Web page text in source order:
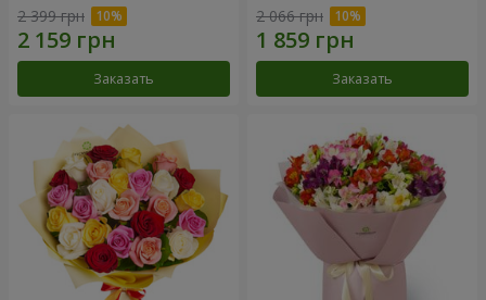
2 399 грн
Заказать
2 066 грн
Заказать